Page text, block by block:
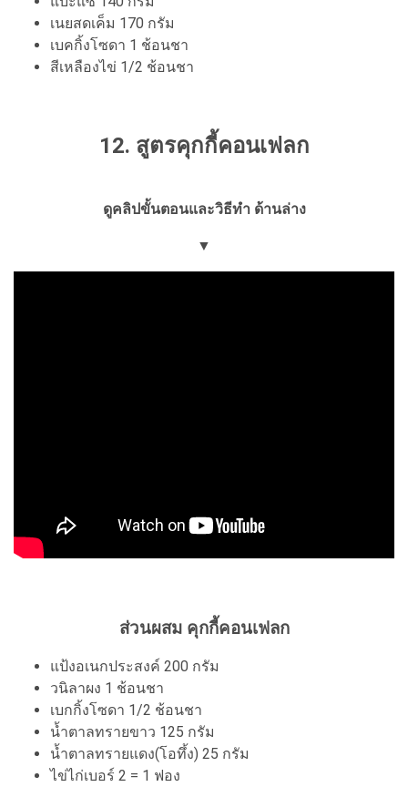
เนยสดเค็ม 170 กรัม
เบคกิ้งโซดา 1 ช้อนชา
สีเหลืองไข่ 1/2 ช้อนชา
12. สูตรคุกกี้คอนเฟลก
ดูคลิปขั้นตอนและวิธีทำ ด้านล่าง
▼
ส่วนผสม คุกกี้คอนเฟลก
แป้งอเนกประสงค์ 200 กรัม
วนิลาผง 1 ช้อนชา
เบกกิ้งโซดา 1/2 ช้อนชา
น้ำตาลทรายขาว 125 กรัม
น้ำตาลทรายแดง(โอทึ้ง) 25 กรัม
ไข่ไก่เบอร์ 2 = 1 ฟอง